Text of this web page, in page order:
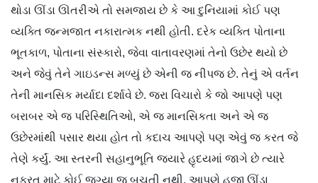
થોડા ઊંડા ઊતરીએ તો સમજાય છે કે આ દુનિયામાં કોઈ પણ
વ્યક્તિ જન્મજાત નકારાત્મક નથી હોતી. દરેક વ્યક્તિ પોતાના
ભૂતકાળ, પોતાના સંસ્કારો, જેવા વાતાવરણમાં તેનો ઉછેર થયો છે
અને જેવું તેને ગાઇડન્સ મળ્યું છે એની જ નીપજ છે. તેનું એ વર્તન
તેની માનસિક મર્યાદા દર્શાવે છે. જરા વિચારો કે જો આપણે પણ
બરાબર એ જ પરિસ્થિતિઓ, એ જ માનસિકતા અને એ જ
ઉછેરમાંથી પસાર થયા હોત તો કદાચ આપણે પણ એવું જ કરત જે
તેણે કર્યું. આ સ્તરની સહાનુભૂતિ જ્યારે હૃદયમાં જાગે છે ત્યારે
નફરત માટે કોઈ જગ્યા જ બચતી નથી. આપણે હજી ઊંડા